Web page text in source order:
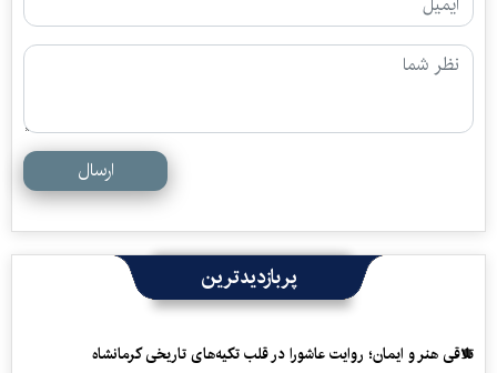
ارسال
پربازدیدترین
تلاقی هنر و ایمان؛ روایت عاشورا در قلب تکیه‌های تاریخی کرمانشاه